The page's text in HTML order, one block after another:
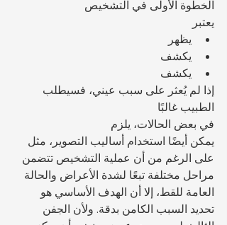
الخطوة الأولى في التشخيص
يعتبر
يظهر
يكشف
يكشف
إذا لم يُعثر على سبب عيني، فسيطلب
الطبيب غالبًا
في بعض الحالات، يلزم
يمكن أيضًا استخدام أساليب التصوير، مثل
على الرغم من أن عملية التشخيص تتضمن
مراحل مختلفة تبعًا لشدة الأعراض والحالة
العامة للقط، إلا أن الهدف الأساسي هو
تحديد السبب الكامن بدقة. ولأن الجفن